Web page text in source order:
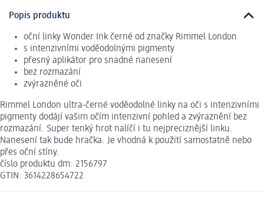
Popis produktu
oční linky Wonder Ink černé od značky Rimmel London
s intenzivními voděodolnými pigmenty
přesný aplikátor pro snadné nanesení
bez rozmazání
zvýrazněné oči
Rimmel London ultra-černé voděodolné linky na oči s intenzivními
pigmenty dodájí vašim očím intenzivní pohled a zvýraznění bez
rozmazání. Super tenký hrot nalíčí i tu nejpreciznější linku.
Nanesení tak bude hračka. Je vhodná k použití samostatně nebo
přes oční stíny.
číslo produktu dm: 2156797
GTIN: 3614228654722